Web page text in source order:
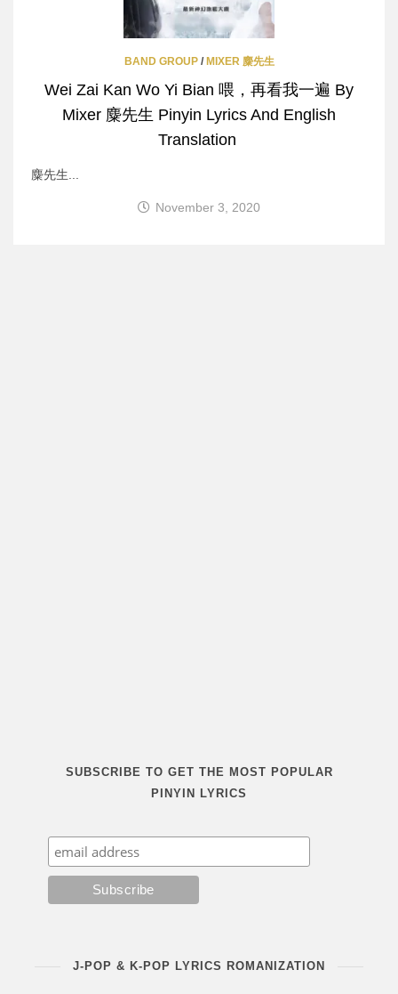
BAND GROUP/ MIXER 麋先生
Wei Zai Kan Wo Yi Bian 喂，再看我一遍 By
Mixer 麋先生 Pinyin Lyrics And English
Translation
麋先生...
November 3, 2020
SUBSCRIBE TO GET THE MOST POPULAR
PINYIN LYRICS
J-POP & K-POP LYRICS ROMANIZATION